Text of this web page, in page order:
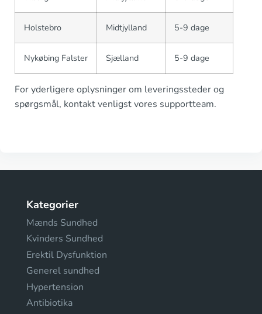
Holstebro Midtjylland 5-9 dage
Nykøbing Falster Sjælland 5-9 dage
For yderligere oplysninger om leveringssteder og
spørgsmål, kontakt venligst vores supportteam.
Kategorier
Mænds Sundhed
Kvinders Sundhed
Erektil Dysfunktion
Generel sundhed
Hypertension
Antibiotika